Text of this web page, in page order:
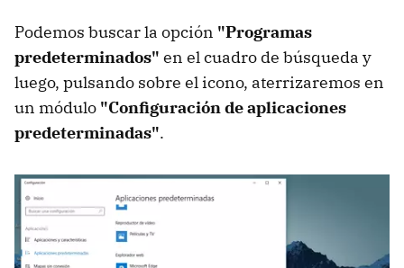
Podemos buscar la opción "Programas
predeterminados" en el cuadro de búsqueda y
luego, pulsando sobre el icono, aterrizaremos en
un módulo "Configuración de aplicaciones
predeterminadas".